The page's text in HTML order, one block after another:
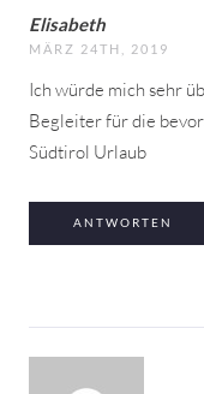
Elisabeth
MÄRZ 24TH, 2019
Ich würde mich sehr
Begleiter für die
Südtirol Urlaub
ANTWORTEN